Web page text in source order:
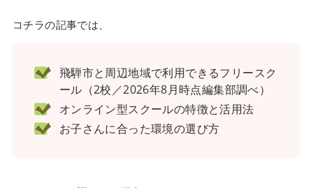
コチラの記事では、
飛騨市と周辺地域で利用できるフリースク
ール（2校／2026年8月時点編集部調べ）
オンライン型スクールの特徴と活用法
お子さんに合った環境の選び方